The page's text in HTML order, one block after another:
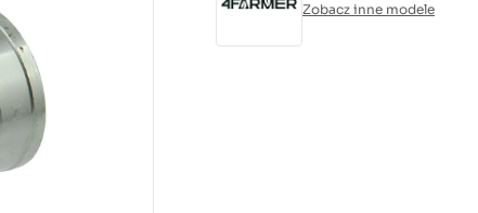
Zobacz inne modele